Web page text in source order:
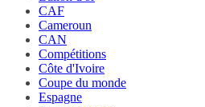
CAF
Cameroun
CAN
Compétitions
Côte d'Ivoire
Coupe du monde
Espagne